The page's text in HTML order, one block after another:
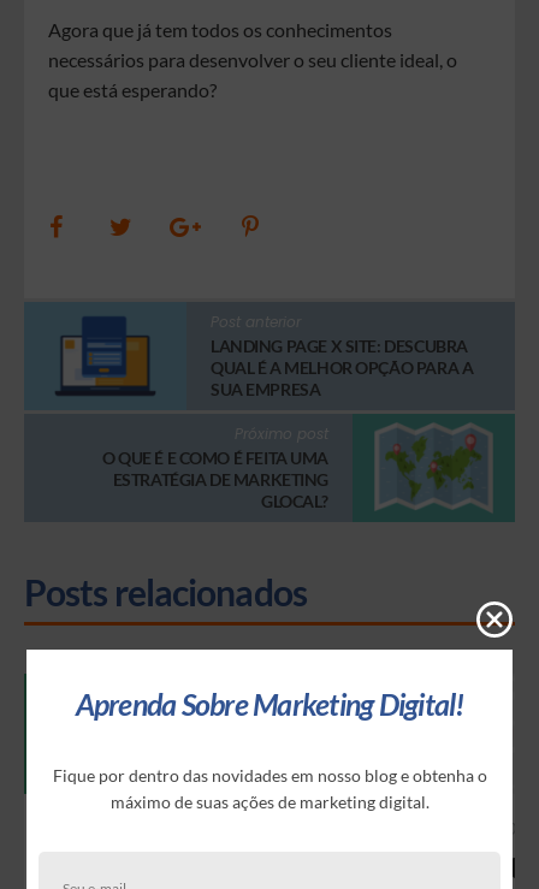
Agora que já tem todos os conhecimentos
necessários para desenvolver o seu cliente ideal, o
que está esperando?
Post anterior
LANDING PAGE X SITE: DESCUBRA
QUAL É A MELHOR OPÇÃO PARA A
SUA EMPRESA
Próximo post
O QUE É E COMO É FEITA UMA
ESTRATÉGIA DE MARKETING
GLOCAL?
Posts relacionados
Aprenda Sobre Marketing Digital!
Fique por dentro das novidades em nosso blog e obtenha o
máximo de suas ações de marketing digital.